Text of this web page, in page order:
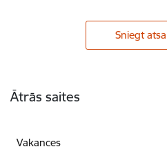
Sniegt
Ātrās saites
Vakances